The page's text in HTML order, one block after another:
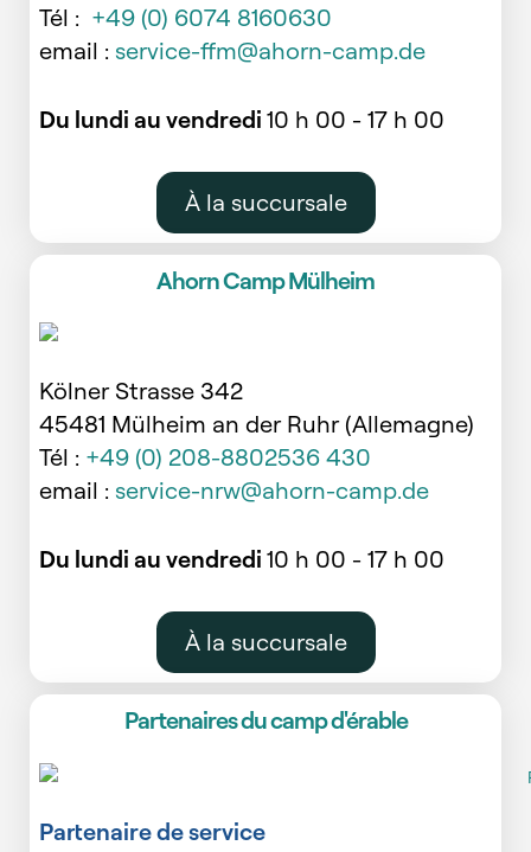
Tél : +49 (0) 6074 8160630
email : service-ffm@ahorn-camp.de
Du lundi au vendredi 10 h 00 - 17 h 00
À la succursale
Ahorn Camp Mülheim
Kölner Strasse 342
45481 Mülheim an der Ruhr (Allemagne)
Tél : +49 (0) 208-8802536 430
email : service-nrw@ahorn-camp.de
Du lundi au vendredi 10 h 00 - 17 h 00
À la succursale
Partenaires du camp d'érable
Partenaire de service